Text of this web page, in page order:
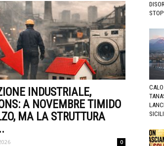
INDUSTRIALE,
A NOVEMBRE TIMIDO
MA LA STRUTTURA
0